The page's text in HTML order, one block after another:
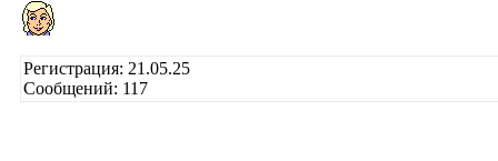
Регистрация: 21.05.25
Сообщений: 117